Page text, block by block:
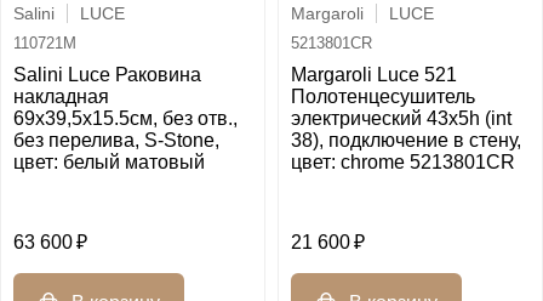
Salini LUCE
110721M
Salini Luce Раковина
накладная
69х39,5х15.5cм, без отв.,
без перелива, S-Stone,
цвет: белый матовый
63 600
Margaroli LUCE
5213801CR
Margaroli Luce 521
Полотенцесушитель
электрический 43х5h (int
38), подключение в стену,
цвет: chrome 5213801CR
21 600